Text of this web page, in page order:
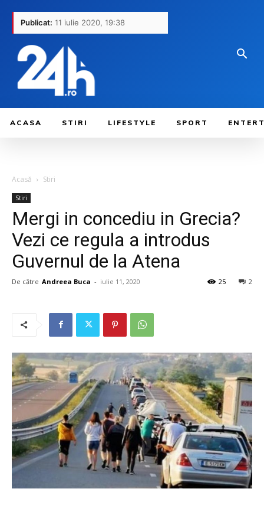
Publicat: 11 iulie 2020, 19:38
ACASA STIRI LIFESTYLE SPORT
Acasă Stiri
Stiri
Mergi in concediu in Grecia?
Vezi ce regula a introdus
Guvernul de la Atena
De către Andreea Buca - iulie 11, 2020 2
25